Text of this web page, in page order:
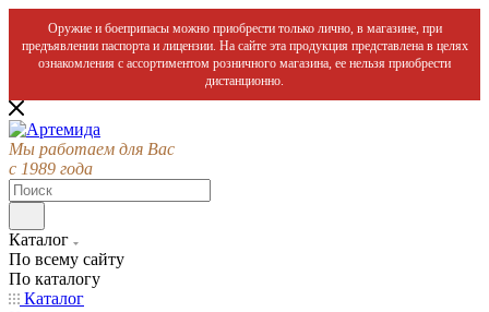
Оружие и боеприпасы можно приобрести только лично, в магазине, при
предъявлении паспорта и лицензии. На сайте эта продукция представлена в целях
ознакомления с ассортиментом розничного магазина, ее нельзя приобрести
дистанционно.
Мы работаем для Вас
с 1989 года
Каталог
По всему сайту
По каталогу
Каталог